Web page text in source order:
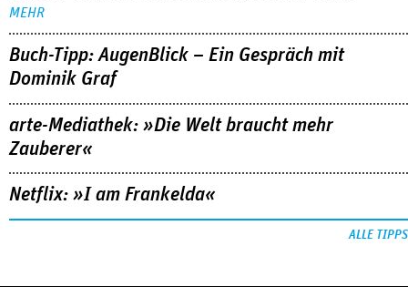
MEHR
Buch-Tipp: AugenBlick – Ein Gespräch mit
Dominik Graf
arte-Mediathek: »Die Welt braucht mehr
Zauberer«
Netflix: »I am Frankelda«
ALLE TIPPS